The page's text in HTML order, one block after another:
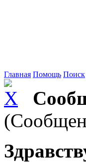
Главная Помощь Поиск